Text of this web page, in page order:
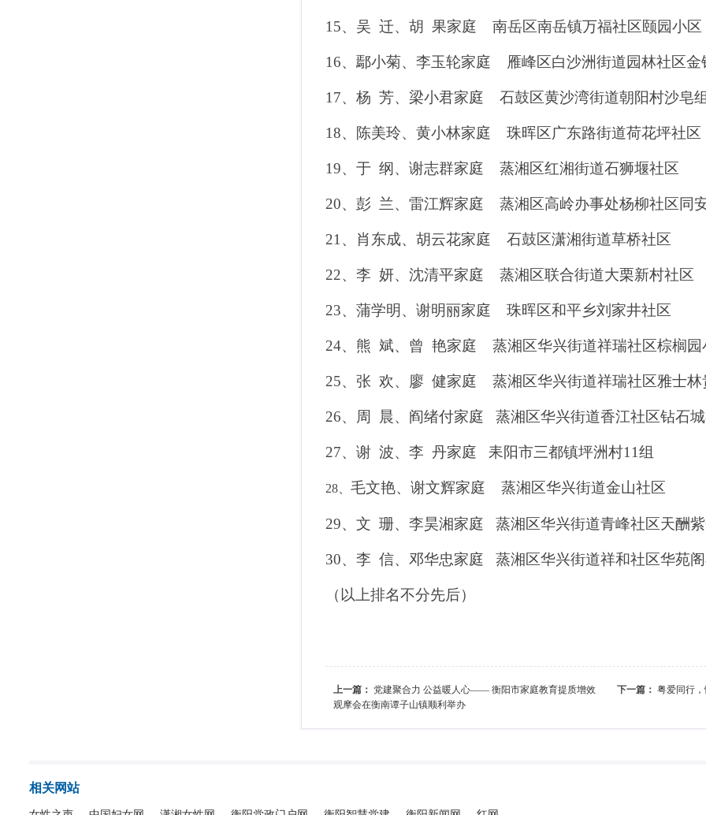
15、吴 迁、胡 果家庭 南岳区南岳镇万福社区颐园小区
16、鄢小菊、李玉轮家庭 雁峰区白沙洲街道园林社区金
17、杨 芳、梁小君家庭 石鼓区黄沙湾街道朝阳村沙皂
18、陈美玲、黄小林家庭 珠晖区广东路街道荷花坪社区
19、于 纲、谢志群家庭 蒸湘区红湘街道石狮堰社区
20、彭 兰、雷江辉家庭 蒸湘区高岭办事处杨柳社区同
21 、肖东成、胡云花家庭 石鼓区潇湘街道草桥社区
22、李 妍、沈清平家庭 蒸湘区联合街道大栗新村社区
23、蒲学明、谢明丽家庭 珠晖区和平乡刘家井社区
24、熊 斌、曾 艳家庭 蒸湘区华兴街道祥瑞社区棕榈园
25、张 欢、廖 健家庭 蒸湘区华兴街道祥瑞社区雅士林
26、周 晨、阎绪付家庭 蒸湘区华兴街道香江社区钻石
27、谢 波、李 丹家庭 耒阳市三都镇坪洲村11组
28 毛文艳、谢文辉家庭 蒸湘区华兴街道金山社区
29、文 珊、李昊湘家庭 蒸湘区华兴街道青峰社区天酬
30、李 信、邓华忠家庭 蒸湘区华兴街道祥和社区华苑
（以上排名不分先后）
上一篇： 党建聚合力 公益暖人心—— 衡阳市家庭教育提质增效
观摩会在衡南谭子山镇顺利举办
下一篇： 粤爱同行
相关网站